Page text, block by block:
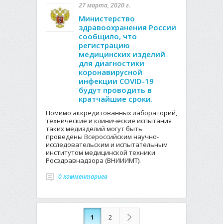
27 марта, 2020 г.
Министерство
здравоохранения России
сообщило, что
регистрацию
медицинских изделий
для диагностики
коронавирусной
инфекции COVID-19
будут проводить в
кратчайшие сроки.
Помимо аккредитованных лабораторий,
технические и клинические испытания
таких медизделий могут быть
проведены Всероссийским научно-
исследовательским и испытательным
институтом медицинской техники
Росздравнадзора (ВНИИИМТ).
0 комментариев
1 2